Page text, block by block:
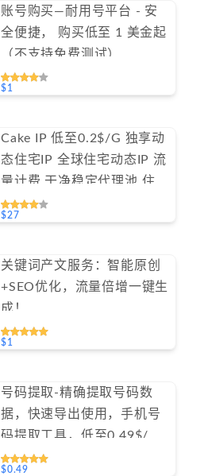
账号购买—耐用号平台 - 安
全便捷， 购买低至 1 美金起
（不支持免费测试）
#GN002
$1
Cake IP 低至0.2$/G 独享动
态住宅IP 全球住宅动态IP 流
量计费 干净稳定代理池 住宅
ip #IPCA
$27
关键词产文服务：智能原创
+SEO优化，流量倍增一键生
成！
$1
号码提取-精确提取号码数
据，快速导出使用，手机号
码提取工具，低至0.49$/天
#GN020
$0.49